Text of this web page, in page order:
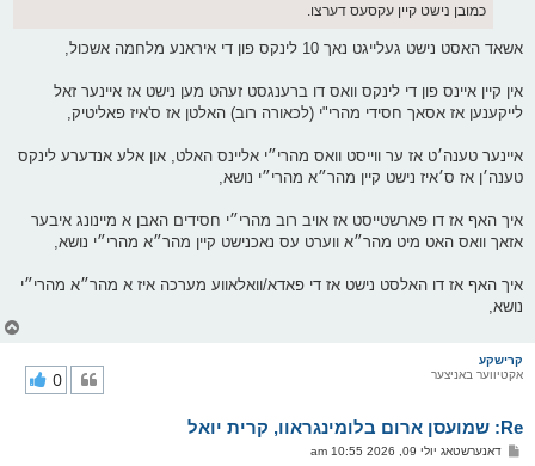
כמובן נישט קיין עקסעס דערצו.
אשאד האסט נישט געלייגט נאך 10 לינקס פון די איראנע מלחמה אשכול,
אין קיין איינס פון די לינקס וואס דו ברענגסט זעהט מען נישט אז איינער זאל
לייקענען אז אסאך חסידי מהרי"י (לכאורה רוב) האלטן אז ס'איז פאליטיק,
איינער טענה׳ט אז ער ווייסט וואס מהרי״י אליינס האלט, און אלע אנדערע לינקס
טענה׳ן אז ס׳איז נישט קיין מהר״א מהרי״י נושא,
איך האף אז דו פארשטייסט אז אויב רוב מהרי״י חסידים האבן א מיינונג איבער
אזאך וואס האט מיט מהר״א ווערט עס נאכנישט קיין מהר״א מהרי״י נושא,
איך האף אז דו האלסט נישט אז די פאדא/וואלאווע מערכה איז א מהר״א מהרי״י
נושא,
קרישקע
אקטיווער באניצער
Re: שמועסן ארום בלומינגראוו, קרית יואל
0
פדאנערשטאג יולי 09, 2026 10:55 am